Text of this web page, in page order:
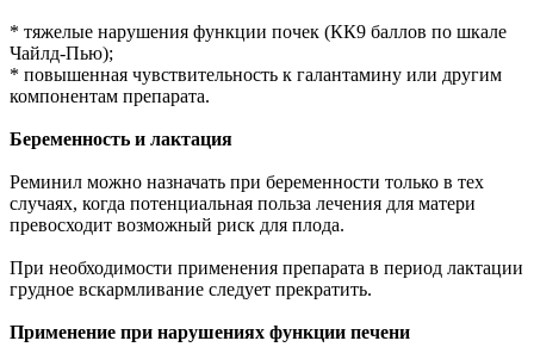
* тяжелые нарушения функции почек (КК9 баллов по шкале
Чайлд-Пью);
* повышенная чувствительность к галантамину или другим
компонентам препарата.
Беременность и лактация
Реминил можно назначать при беременности только в тех
случаях, когда потенциальная польза лечения для матери
превосходит возможный риск для плода.
При необходимости применения препарата в период лактации
грудное вскармливание следует прекратить.
Применение при нарушениях функции печени